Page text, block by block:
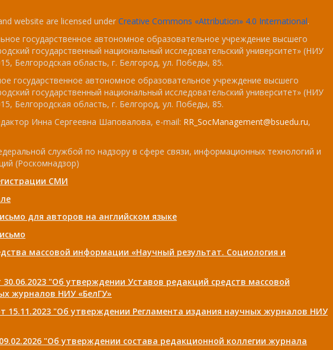
website are licensed under Creative Commons «Attribution» 4.0 International.
государственное автономное образовательное учреждение высшего
государственный национальный исследовательский университет» (НИУ
Белгородская область, г. Белгород, ул. Победы, 85.
государственное автономное образовательное учреждение высшего
государственный национальный исследовательский университет» (НИУ
Белгородская область, г. Белгород, ул. Победы, 85.
Инна Сергеевна Шаповалова, e-mail: RR_SocManagement@bsuedu.ru,
службой по надзору в сфере связи, информационных технологий и
(Роскомнадзор)
СМИ
для авторов на английском языке
массовой информации «Научный результат. Социология и
"Об утверждении Уставов редакций средств массовой
журналов НИУ «БелГУ»
15.11.2023 "Об утверждении Регламента издания научных журналов НИУ
"Об утверждении состава редакционной коллегии журнала